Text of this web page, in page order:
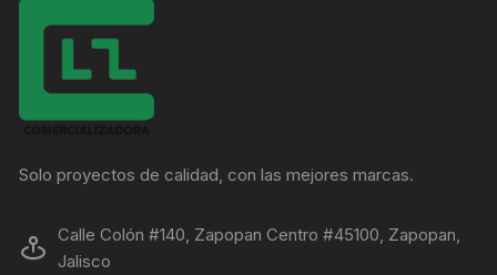
Solo proyectos de calidad, con las mejores marcas.
Calle Colón #140, Zapopan Centro #45100, Zapopan,
Jalisco